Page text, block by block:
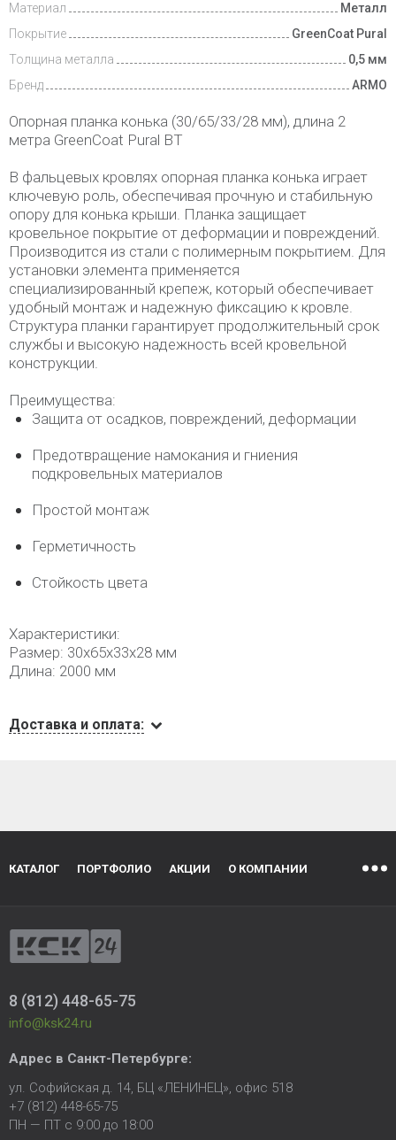
Материал
Металл
Покрытие
GreenCoat Pural
Толщина металла
0,5 мм
Бренд
ARMO
Опорная планка конька (30/65/33/28 мм), длина 2
метра GreenCoat Pural BT
В фальцевых кровлях опорная планка конька играет
ключевую роль, обеспечивая прочную и стабильную
опору для конька крыши. Планка защищает
кровельное покрытие от деформации и повреждений.
Производится из стали с полимерным покрытием. Для
установки элемента применяется
специализированный крепеж, который обеспечивает
удобный монтаж и надежную фиксацию к кровле.
Структура планки гарантирует продолжительный срок
службы и высокую надежность всей кровельной
конструкции.
Преимущества:
Защита от осадков, повреждений, деформации
Предотвращение намокания и гниения
подкровельных материалов
Простой монтаж
Герметичность
Стойкость цвета
Характеристики:
Размер: 30х65х33х28 мм
Длина: 2000 мм
Доставка и оплата:
КАТАЛОГ ПОРТФОЛИО АКЦИИ О КОМПАНИИ
8 (812) 448-65-75
info@ksk24.ru
Адрес в Санкт-Петербурге:
ул. Софийская д. 14, БЦ «ЛЕНИНЕЦ», офис 518
+7 (812) 448-65-75
ПН — ПТ с 9:00 до 18:00